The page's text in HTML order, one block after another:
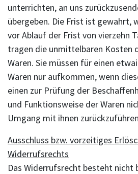
unterrichten, an uns
übergeben. Die Frist ist gewahrt,
vor Ablauf der Frist von vierzehn
tragen die unmittelbaren Kosten
Waren. Sie müssen für einen
Waren nur aufkommen, wenn
einen zur Prüfung der
und Funktionsweise der Waren
Umgang mit ihnen
Ausschluss bzw. vorzeitiges
Widerrufsrechts
Das Widerrufsrecht besteht nicht